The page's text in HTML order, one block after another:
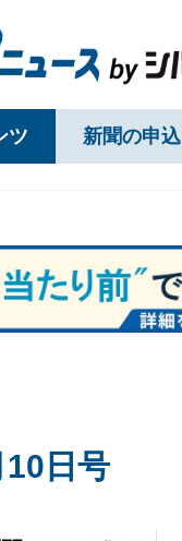
ツ 新聞の申込
日号